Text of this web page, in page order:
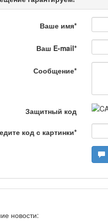
Что скажет доктор?
Станем чемпионами
Я открываю мир /
Дәрігер не айтады?
Maslihat LIVE
Ваше имя*
Ваш E-mail*
Сообщение*
Защитный код
код с картинки*
новости: